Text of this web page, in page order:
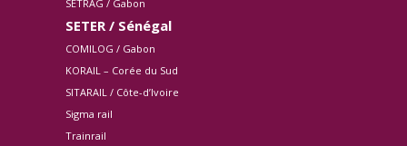
SETRAG / Gabon
SETER / Sénégal
COMILOG / Gabon
KORAIL – Corée du Sud
SITARAIL / Côte-d’Ivoire
Sigma rail
Trainrail